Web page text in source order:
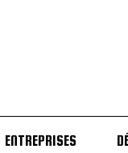
ENTREPRISES